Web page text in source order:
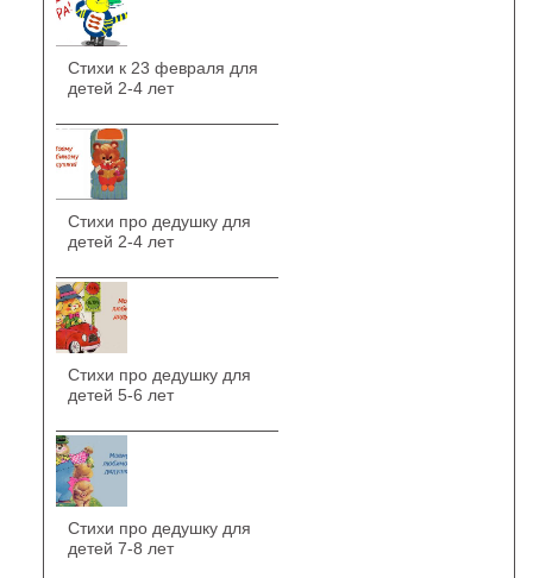
Стихи к 23 февраля для
детей 2-4 лет
Стихи про дедушку для
детей 2-4 лет
Стихи про дедушку для
детей 5-6 лет
Стихи про дедушку для
детей 7-8 лет